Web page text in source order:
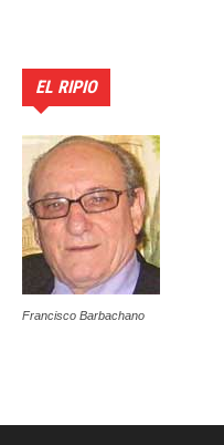
EL RIPIO
Francisco Barbachano